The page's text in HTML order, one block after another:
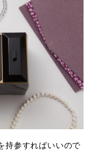
持参すればいいので